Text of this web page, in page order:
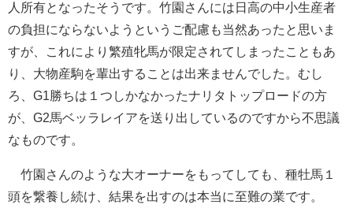
人所有となったそうです。竹園さんには日高の中小生産者
の負担にならないようというご配慮も当然あったと思いま
すが、これにより繁殖牝馬が限定されてしまったこともあ
り、大物産駒を輩出することは出来ませんでした。むし
ろ、G1勝ちは１つしかなかったナリタトップロードの方
が、G2馬ベッラレイアを送り出しているのですから不思議
なものです。
竹園さんのような大オーナーをもってしても、種牡馬１
頭を繋養し続け、結果を出すのは本当に至難の業です。